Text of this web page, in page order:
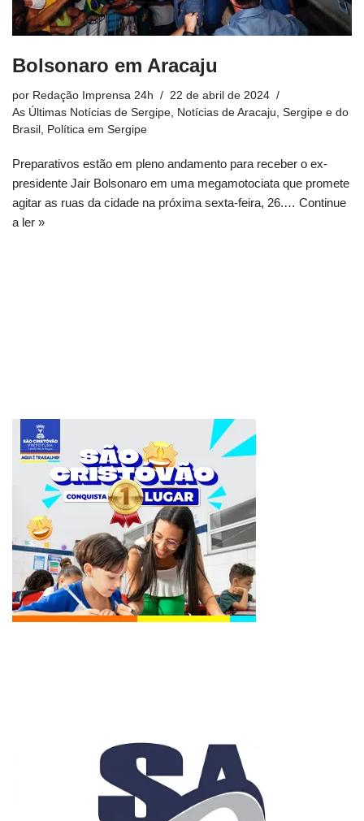
Bolsonaro em Aracaju
por Redação Imprensa 24h
22 de abril de 2024
As Últimas Notícias de Sergipe Notícias de Aracaju, Sergipe e do
Brasil Política em Sergipe
Preparativos estão em pleno andamento para receber o ex-
presidente Jair Bolsonaro em uma megamotociata que promete
agitar as ruas da cidade na próxima sexta-feira, 26.… Continue
a ler »